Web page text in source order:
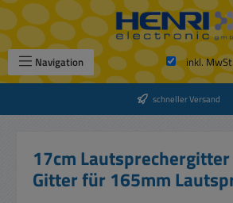
Zum Hauptinhalt springen
Navigation inkl. MwSt.
schneller Versand
17cm
Gitter für 165mm